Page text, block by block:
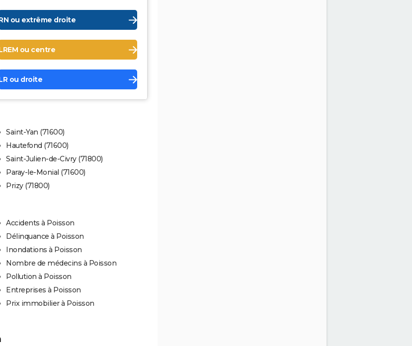
ou extrême droite
ou centre
ou droite
Saint-Yan (71600)
Hautefond (71600)
Saint-Julien-de-Civry (71800)
Paray-le-Monial (71600)
Prizy (71800)
Accidents à Poisson
Délinquance à Poisson
Inondations à Poisson
Nombre de médecins à Poisson
Pollution à Poisson
Entreprises à Poisson
Prix immobilier à Poisson